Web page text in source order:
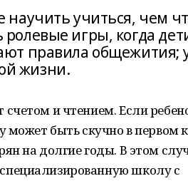
научить учиться, чем
ролевые игры, когда
правила общежития;
жизни.
и чтением. Если
может быть скучно в первом
на долгие годы. В этом
школу с